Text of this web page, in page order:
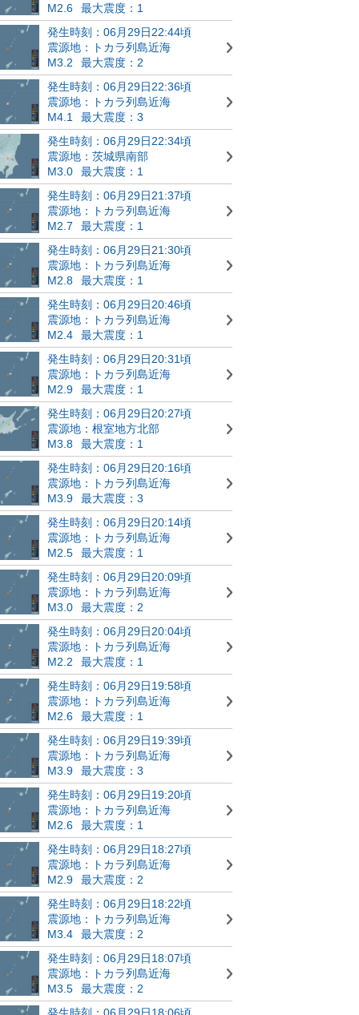
M2.6
最大震度：1
発生時刻：06月29日22:44頃
震源地：トカラ列島近海
M3.2
最大震度：2
発生時刻：06月29日22:36頃
震源地：トカラ列島近海
M4.1
最大震度：3
発生時刻：06月29日22:34頃
震源地：茨城県南部
M3.0
最大震度：1
発生時刻：06月29日21:37頃
震源地：トカラ列島近海
M2.7
最大震度：1
発生時刻：06月29日21:30頃
震源地：トカラ列島近海
M2.8
最大震度：1
発生時刻：06月29日20:46頃
震源地：トカラ列島近海
M2.4
最大震度：1
発生時刻：06月29日20:31頃
震源地：トカラ列島近海
M2.9
最大震度：1
発生時刻：06月29日20:27頃
震源地：根室地方北部
M3.8
最大震度：1
発生時刻：06月29日20:16頃
震源地：トカラ列島近海
M3.9
最大震度：3
発生時刻：06月29日20:14頃
震源地：トカラ列島近海
M2.5
最大震度：1
発生時刻：06月29日20:09頃
震源地：トカラ列島近海
M3.0
最大震度：2
発生時刻：06月29日20:04頃
震源地：トカラ列島近海
M2.2
最大震度：1
発生時刻：06月29日19:58頃
震源地：トカラ列島近海
M2.6
最大震度：1
発生時刻：06月29日19:39頃
震源地：トカラ列島近海
M3.9
最大震度：3
発生時刻：06月29日19:20頃
震源地：トカラ列島近海
M2.6
最大震度：1
発生時刻：06月29日18:27頃
震源地：トカラ列島近海
M2.9
最大震度：2
発生時刻：06月29日18:22頃
震源地：トカラ列島近海
M3.4
最大震度：2
発生時刻：06月29日18:07頃
震源地：トカラ列島近海
M3.5
最大震度：2
発生時刻：06月29日18:06頃